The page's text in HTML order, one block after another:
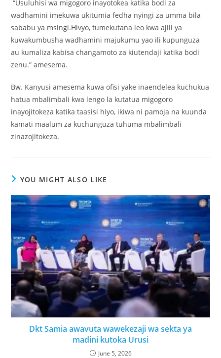
“Usuluhisi wa migogoro inayotokea katika bodi za
wadhamini imekuwa ukitumia fedha nyingi za umma bila
sababu ya msingi.Hivyo, tumekutana leo kwa ajili ya
kuwakumbusha wadhamini majukumu yao ili kupunguza
au kumaliza kabisa changamoto za kiutendaji katika bodi
zenu.” amesema.
Bw. Kanyusi amesema kuwa ofisi yake inaendelea kuchukua
hatua mbalimbali kwa lengo la kutatua migogoro
inayojitokeza katika taasisi hiyo, ikiwa ni pamoja na kuunda
kamati maalum za kuchunguza tuhuma mbalimbali
zinazojitokeza.
YOU MIGHT ALSO LIKE
Dkt Samia awavuta wawekezaji wa sekta ya
madini kutoka Urusi
June 5, 2026